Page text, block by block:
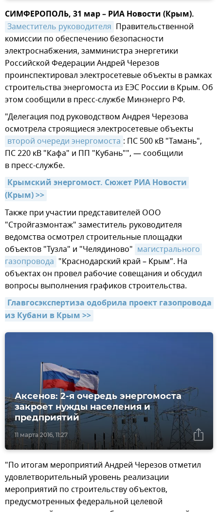
СИМФЕРОПОЛЬ, 31 мар – РИА Новости (Крым).
Заместитель руководителя Правительственной
комиссии по обеспечению безопасности
электроснабжения, замминистра энергетики
Российской Федерации Андрей Черезов
проинспектировал электросетевые объекты в рамках
строительства энергомоста из ЕЭС России в Крым. Об
этом сообщили в пресс-службе Минэнерго РФ.
"Делегация под руководством Андрея Черезова
осмотрела строящиеся электросетевые объекты
второй очереди энергомоста : ПС 500 кВ "Тамань",
ПС 220 кВ "Кафа" и ПП "Кубань"", — сообщили
в пресс-службе.
Крымский энергомост. Сюжет РИА Новости
(Крым) >>
Также при участии представителей ООО
"Стройгазмонтаж" заместитель руководителя
ведомства осмотрел строительные площадки
объектов "Тузла" и "Челядиново" магистрального
газопровода "Краснодарский край – Крым". На
объектах он провел рабочие совещания и обсудил
вопросы выполнения графиков строительства.
Главгосэкспертиза одобрила проект газопровода
из Кубани в Крым >>
11 марта 2016, 11:27
Аксенов: 2-я очередь энергомоста
закроет нужды населения и
предприятий
"По итогам мероприятий Андрей Черезов отметил
удовлетворительный уровень реализации
мероприятий по строительству объектов,
предусмотренных федеральной целевой